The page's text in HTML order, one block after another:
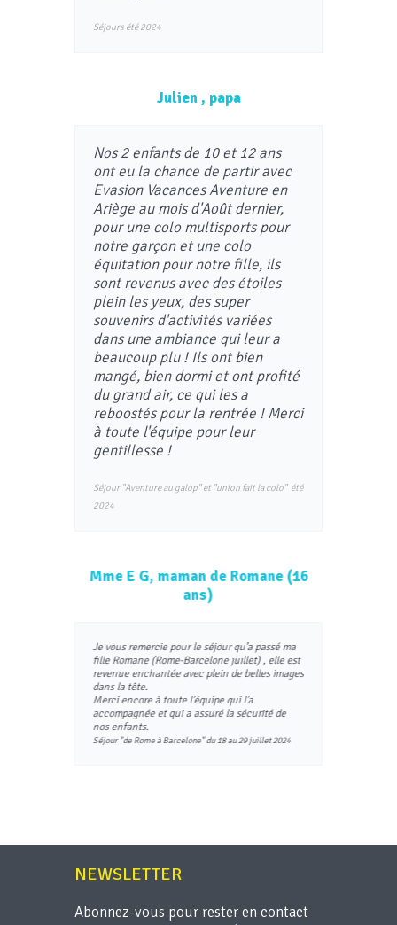
Séjours été 2024
Julien , papa
Nos 2 enfants de 10 et 12 ans
ont eu la chance de partir avec
Evasion Vacances Aventure en
Ariège au mois d'Août dernier,
pour une colo multisports pour
notre garçon et une colo
équitation pour notre fille, ils
sont revenus avec des étoiles
plein les yeux, des super
souvenirs d'activités variées
dans une ambiance qui leur a
beaucoup plu ! Ils ont bien
mangé, bien dormi et ont profité
du grand air, ce qui les a
reboostés pour la rentrée ! Merci
à toute l'équipe pour leur
gentillesse !
Séjour "Aventure au galop" et "union fait la colo" été
2024
Mme E G, maman de Romane (16
ans)
Je vous remercie pour le séjour qu’a passé ma
fille Romane (Rome-Barcelone juillet) , elle est
revenue enchantée avec plein de belles images
dans la tête.
Merci encore à toute l’équipe qui l’a
accompagnée et qui a assuré la sécurité de
nos enfants.
Séjour "de Rome à Barcelone" du 18 au 29 juillet 2024
NEWSLETTER
Abonnez-vous pour rester en contact